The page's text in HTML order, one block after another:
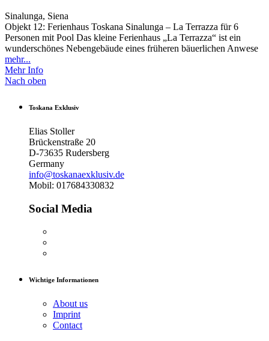
Sinalunga, Siena
Objekt 12: Ferienhaus Toskana Sinalunga – La Terrazza für 6
Personen mit Pool Das kleine Ferienhaus „La Terrazza“ ist ein
wunderschönes Nebengebäude eines früheren bäuerlichen Anwese
mehr...
Mehr Info
Nach oben
Toskana Exklusiv
Elias Stoller
Brückenstraße 20
D-73635 Rudersberg
Germany
info@toskanaexklusiv.de
Mobil: 017684330832
Social Media
Wichtige Informationen
About us
Imprint
Contact